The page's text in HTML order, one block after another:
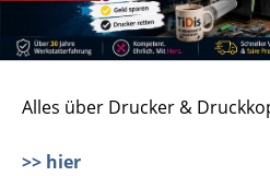
Alles über Drucker &
>> hier